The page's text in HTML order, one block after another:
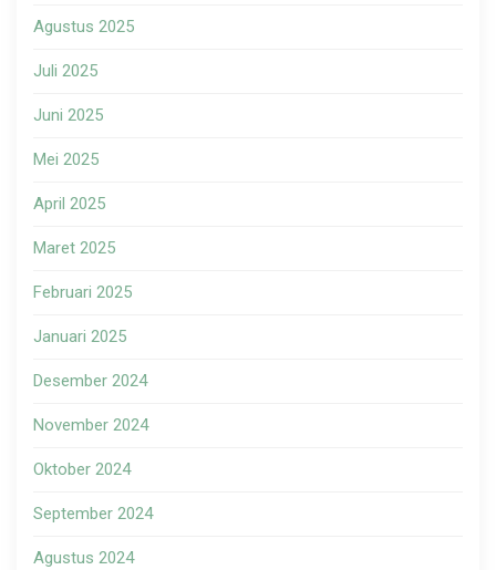
Agustus 2025
Juli 2025
Juni 2025
Mei 2025
April 2025
Maret 2025
Februari 2025
Januari 2025
Desember 2024
November 2024
Oktober 2024
September 2024
Agustus 2024